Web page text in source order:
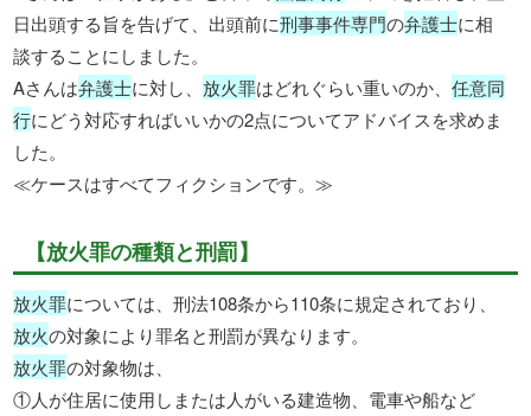
日出頭する旨を告げて、出頭前に刑事事件専門の弁護士に相
談することにしました。
Aさんは弁護士に対し、 放火罪はどれぐらい重いのか、任意同
行にどう対応すればいいかの2点についてアドバイスを求めま
した。
≪ケースはすべてフィクションです。≫
【放火罪の種類と刑罰】
放火罪については、刑法108条から110条に規定されており、
放火の対象により罪名と刑罰が異なります。
放火罪の対象物は、
①人が住居に使用しまたは人がいる建造物、電車や船など